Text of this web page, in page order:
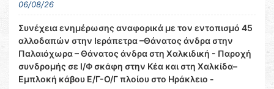
06/08/26
Συνέχεια ενημέρωσης αναφορικά με τον εντοπισμό 45
αλλοδαπών στην Ιεράπετρα –Θάνατος άνδρα στην
Παλαιόχωρα – Θάνατος άνδρα στη Χαλκιδική - Παροχή
συνδρομής σε Ι/Φ σκάφη στην Κέα και στη Χαλκίδα–
Εμπλοκή κάβου Ε/Γ-Ο/Γ πλοίου στο Ηράκλειο -